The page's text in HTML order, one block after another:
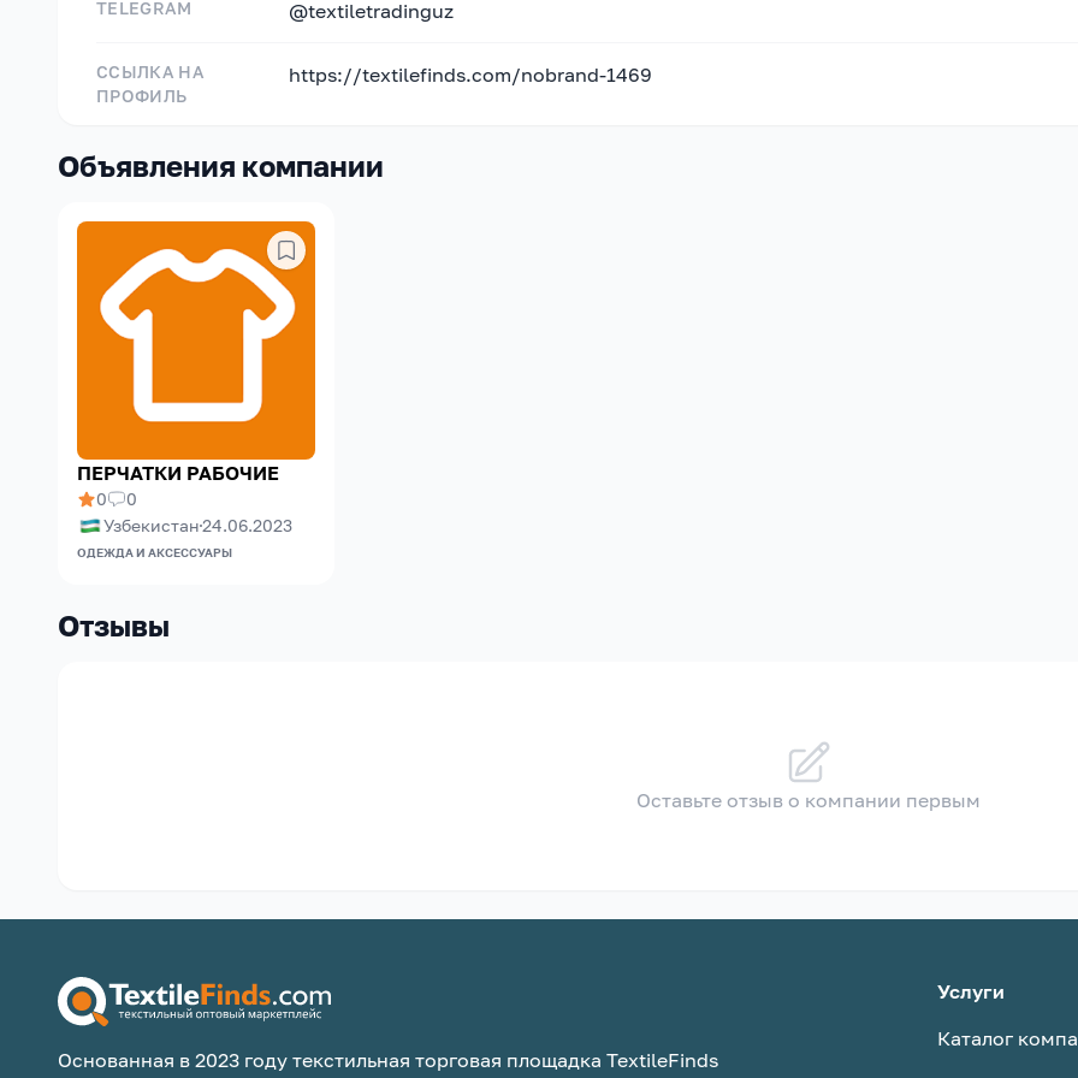
TELEGRAM @textiletradinguz
ССЫЛКА НА
ПРОФИЛЬ
https://textilefinds.com/nobrand-1469
Объявления компании
ПЕРЧАТКИ РАБОЧИЕ
0
0
Узбекистан 24.06.2023
ОДЕЖДА И АКСЕССУАРЫ
Отзывы
Оставьте отзыв о компании первым
Основанная в 2023 году текстильная торговая площадка TextileFinds
Услуги
Каталог